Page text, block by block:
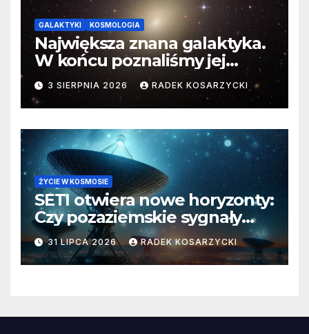
GALAKTYKI KOSMOLOGIA
Największa znana galaktyka.
W końcu poznaliśmy jej
faktyczne wymiary
3 SIERPNIA 2026 RADEK KOSARZYCKI
ŻYCIE W KOSMOSIE
SETI otwiera nowe horyzonty:
Czy pozaziemskie sygnały
czekają w nieoczekiwanych
miejscach?
31 LIPCA 2026 RADEK KOSARZYCKI